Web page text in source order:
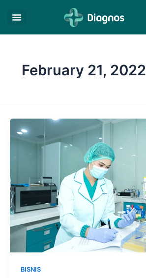
February 21, 2022
BISNIS